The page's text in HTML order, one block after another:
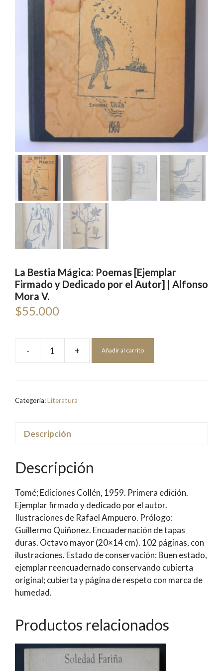
La Bestia Mágica: Poemas [Ejemplar
Firmado y Dedicado por el Autor] | Alfonso
Mora V.
$55.000
-
Mágica:
el
|
Alfonso
Mora
V.
cantidad
+ Añadir al carrito
Categoría:Literatura
Descripción
Descripción
Tomé; Ediciones Collén, 1959. Primera edición.
Ejemplar firmado y dedicado por el autor.
Ilustraciones de Rafael Ampuero. Prólogo:
Guillermo Quiñonez. Encuadernación de tapas
duras. Octavo mayor (20×14 cm). 102 páginas, con
ilustraciones. Estado de conservación: Buen estado,
ejemplar reencuadernado conservando cubierta
original; cubierta y página de respeto con marca de
humedad.
Productos relacionados